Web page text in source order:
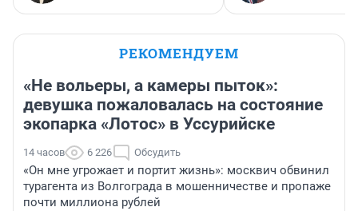
РЕКОМЕНДУЕМ
«Не вольеры, а камеры пыток»:
девушка пожаловалась на состояние
экопарка «Лотос» в Уссурийске
14 часов 6 226 Обсудить
«Он мне угрожает и портит жизнь»: москвич обвинил
турагента из Волгограда в мошенничестве и пропаже
почти миллиона рублей